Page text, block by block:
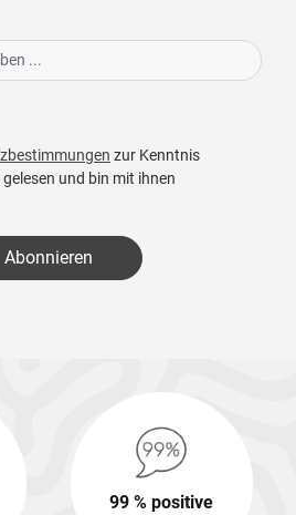
zur Kenntnis
gelesen und bin mit ihnen
Abonnieren
99 % positive